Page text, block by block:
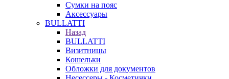
Сумки на пояс
Аксессуары
BULLATTI
Назад
BULLATTI
Визитницы
Кошельки
Обложки для документов